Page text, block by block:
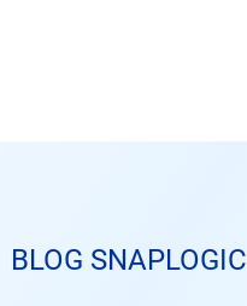
BLOG SNAPLOGIC